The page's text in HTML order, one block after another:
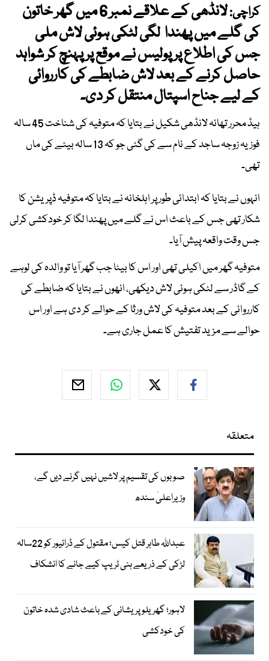
کراچی:
لانڈھی کے علاقے نمبر 6 میں گھر خاتون
کی گلے میں پھندا لگی لٹکی ہوئی لاش ملی
جس کی اطلاع پر پولیس نے موقع پر پہنچ کر شواہد
حاصل کرنے کے بعد لاش ضابطے کی کارروائی
کے لیے جناح اسپتال منتقل کر دی۔
ہیڈ محرر تھانہ لانڈھی شکیل نے بتایا کہ متوفیہ کی شناخت 45 سالہ
فوزیہ زوجہ ساجد کے نام سے کی گئی جو کہ 13 سالہ بیٹے کی ماں
تھی۔
انہوں نے بتایا کہ ابتدائی طور پر اہلخانہ نے بتایا کہ متوفیہ ڈپریشن کا
شکار تھی جس کے باعث اس نے گلے میں پھندا لگا کر خودکشی کرلی
جس وقت واقعہ پیش آیا۔
متوفیہ گھر میں اکیلی تھی اور اس کا بیٹا جب گھر آیا تو والدہ کی لوہے
کے گاڈر سے لٹکی ہوئی لاش دیکھی، انھوں نے بتایا کہ ضابطے کی
کارروائی کے بعد متوفیہ کی لاش ورثا کے حوالے کر دی ہے اور اس
حوالے سے مزید تفتیش کا عمل جاری ہے۔
متعلقہ
صوبوں کی تقسیم پر لاشیں نہیں گرنے دیں گے،
وزیراعلیٰ سندھ
عبداللہ طاہر قتل کیس؛ مقتول کے ڈرائیور کو 22سالہ
لڑکی کے ذریعے ہنی ٹریپ کیے جانے کا انشکاف
لاہور؛ گھریلو پریشانی کے باعث شادی شدہ خاتون
کی خودکشی